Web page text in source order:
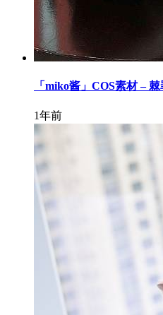
「miko酱」COS素材 –
1年前